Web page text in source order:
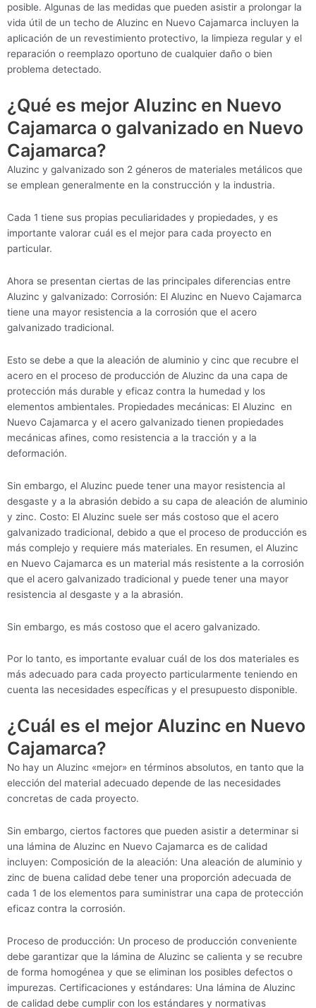
posible. Algunas de las medidas que pueden asistir a prolongar la
vida útil de un techo de Aluzinc en Nuevo Cajamarca incluyen la
aplicación de un revestimiento protectivo, la limpieza regular y el
reparación o reemplazo oportuno de cualquier daño o bien
problema detectado.
¿Qué es mejor Aluzinc en Nuevo
Cajamarca o galvanizado en Nuevo
Cajamarca?
Aluzinc y galvanizado son 2 géneros de materiales metálicos que
se emplean generalmente en la construcción y la industria.
Cada 1 tiene sus propias peculiaridades y propiedades, y es
importante valorar cuál es el mejor para cada proyecto en
particular.
Ahora se presentan ciertas de las principales diferencias entre
Aluzinc y galvanizado: Corrosión: El Aluzinc en Nuevo Cajamarca
tiene una mayor resistencia a la corrosión que el acero
galvanizado tradicional.
Esto se debe a que la aleación de aluminio y cinc que recubre el
acero en el proceso de producción de Aluzinc da una capa de
protección más durable y eficaz contra la humedad y los
elementos ambientales. Propiedades mecánicas: El Aluzinc en
Nuevo Cajamarca y el acero galvanizado tienen propiedades
mecánicas afines, como resistencia a la tracción y a la
deformación.
Sin embargo, el Aluzinc puede tener una mayor resistencia al
desgaste y a la abrasión debido a su capa de aleación de aluminio
y zinc. Costo: El Aluzinc suele ser más costoso que el acero
galvanizado tradicional, debido a que el proceso de producción es
más complejo y requiere más materiales. En resumen, el Aluzinc
en Nuevo Cajamarca es un material más resistente a la corrosión
que el acero galvanizado tradicional y puede tener una mayor
resistencia al desgaste y a la abrasión.
Sin embargo, es más costoso que el acero galvanizado.
Por lo tanto, es importante evaluar cuál de los dos materiales es
más adecuado para cada proyecto particularmente teniendo en
cuenta las necesidades específicas y el presupuesto disponible.
¿Cuál es el mejor Aluzinc en Nuevo
Cajamarca?
No hay un Aluzinc «mejor» en términos absolutos, en tanto que la
elección del material adecuado depende de las necesidades
concretas de cada proyecto.
Sin embargo, ciertos factores que pueden asistir a determinar si
una lámina de Aluzinc en Nuevo Cajamarca es de calidad
incluyen: Composición de la aleación: Una aleación de aluminio y
zinc de buena calidad debe tener una proporción adecuada de
cada 1 de los elementos para suministrar una capa de protección
eficaz contra la corrosión.
Proceso de producción: Un proceso de producción conveniente
debe garantizar que la lámina de Aluzinc se calienta y se recubre
de forma homogénea y que se eliminan los posibles defectos o
impurezas. Certificaciones y estándares: Una lámina de Aluzinc
de calidad debe cumplir con los estándares y normativas